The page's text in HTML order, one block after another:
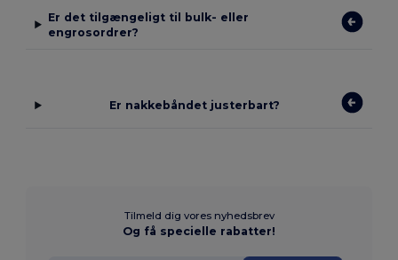
Er det tilgængeligt til bulk- eller
engrosordrer?
Er nakkebåndet justerbart?
Tilmeld dig vores nyhedsbrev
Og få specielle rabatter!